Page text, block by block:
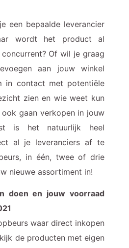
een bepaalde leverancier
wordt het product al
Of wil je graag
aan jouw winkel
in contact met potentiële
zien en wie weet kun
gaan verkopen in jouw
is het natuurlijk heel
al je leveranciers af te
in één, twee of drie
nieuwe assortiment in!
doen en jouw voorraad
waar direct inkopen
de producten met eigen